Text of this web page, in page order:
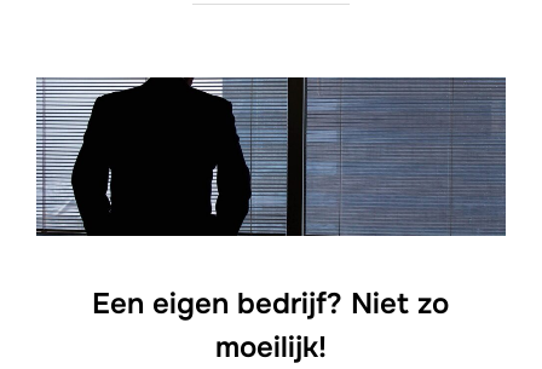
Een eigen bedrijf? Niet zo
moeilijk!